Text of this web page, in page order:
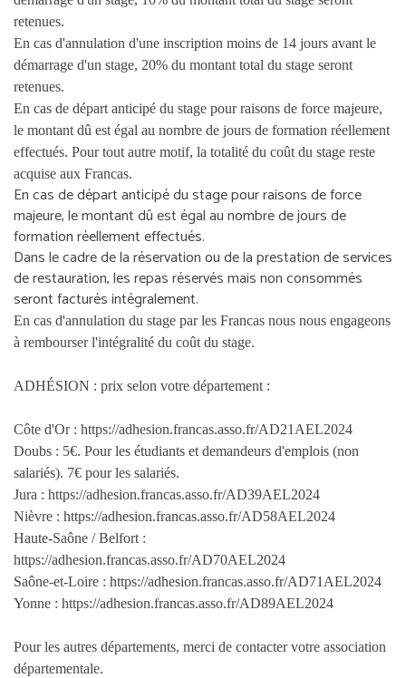
retenues.
En cas d'annulation d'une inscription moins de 14 jours avant le
démarrage d'un stage, 20% du montant total du stage seront
retenues.
En cas de départ anticipé du stage pour raisons de force majeure,
le montant dû est égal au nombre de jours de formation réellement
effectués. Pour tout autre motif, la totalité du coût du stage reste
acquise aux Francas.
En cas de départ anticipé du stage pour raisons de force
majeure, le montant dû est égal au nombre de jours de
formation réellement effectués.
Dans le cadre de la réservation ou de la prestation de services
de restauration, les repas réservés mais non consommés
seront facturés intégralement.
En cas d'annulation du stage par les Francas nous nous engageons
à rembourser l'intégralité du coût du stage.
ADHÉSION : prix selon votre département :
Côte d'Or : https://adhesion.francas.asso.fr/AD21AEL2024
Doubs : 5€. Pour les étudiants et demandeurs d'emplois (non
salariés). 7€ pour les salariés.
Jura : https://adhesion.francas.asso.fr/AD39AEL2024
Nièvre : https://adhesion.francas.asso.fr/AD58AEL2024
Haute-Saône / Belfort :
https://adhesion.francas.asso.fr/AD70AEL2024
Saône-et-Loire : https://adhesion.francas.asso.fr/AD71AEL2024
Yonne : https://adhesion.francas.asso.fr/AD89AEL2024
Pour les autres départements, merci de contacter votre association
départementale.